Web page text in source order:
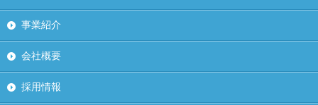
事業紹介
会社概要
採用情報